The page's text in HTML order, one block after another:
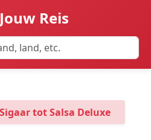
Reis
tot Salsa Deluxe